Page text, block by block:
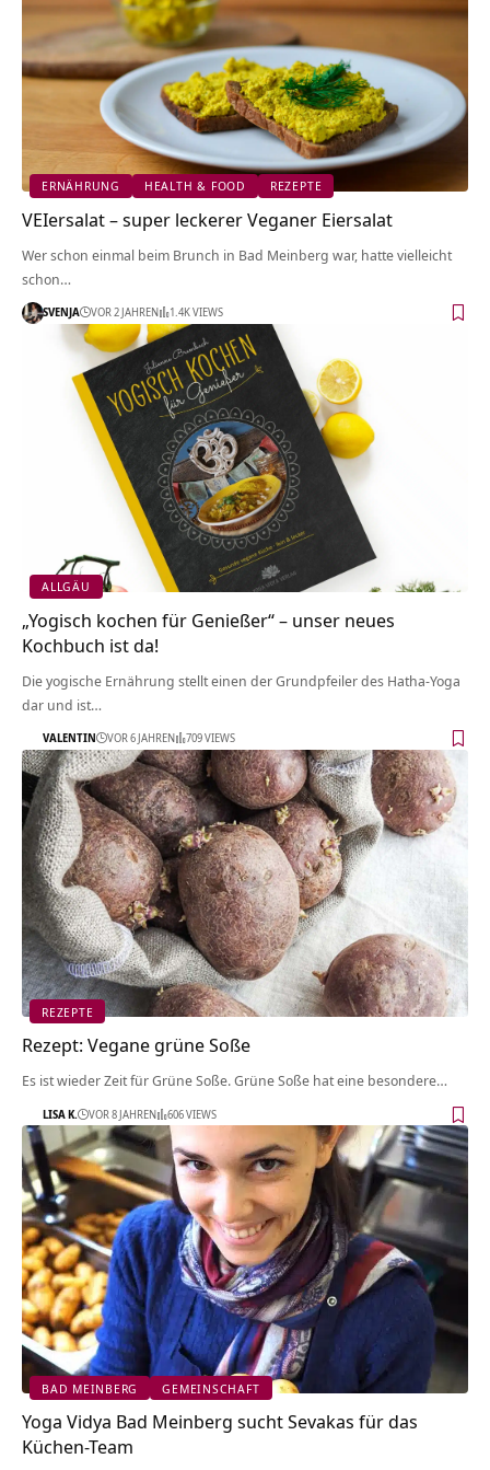
ERNÄHRUNG HEALTH & FOOD REZEPTE
VEIersalat – super leckerer Veganer Eiersalat
Wer schon einmal beim Brunch in Bad Meinberg war, hatte vielleicht
schon…
SVENJA VOR 2 JAHREN 1.4K VIEWS
ALLGÄU
„Yogisch kochen für Genießer“ – unser neues
Kochbuch ist da!
Die yogische Ernährung stellt einen der Grundpfeiler des Hatha-Yoga
dar und ist…
VALENTIN VOR 6 JAHREN 709 VIEWS
REZEPTE
Rezept: Vegane grüne Soße
Es ist wieder Zeit für Grüne Soße. Grüne Soße hat eine besondere…
LISA K. VOR 8 JAHREN 606 VIEWS
BAD MEINBERG GEMEINSCHAFT
Yoga Vidya Bad Meinberg sucht Sevakas für das
Küchen-Team